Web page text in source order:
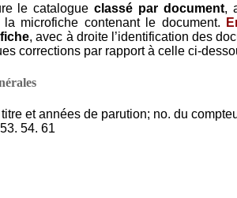
le catalogueclassé par document,
la microfiche contenant le document.
, avec à droite l’identification des
corrections par rapport à celle ci-
et années de parution; no. du
54. 61